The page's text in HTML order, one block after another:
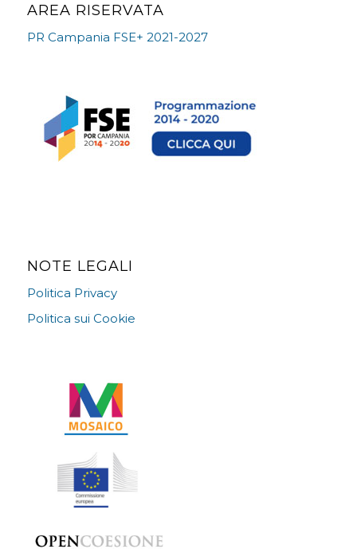
AREA RISERVATA
PR Campania FSE+ 2021-2027
NOTE LEGALI
Politica Privacy
Politica sui Cookie